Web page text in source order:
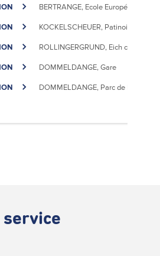
BERTRANGE, Ecole Européenne II
KOCKELSCHEUER, Patinoire
ROLLINGERGRUND, Eich centre
DOMMELDANGE, Gare
DOMMELDANGE, Parc de l'Europe
service